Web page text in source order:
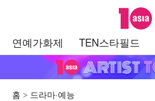
텐아시아
연예가화제 TEN스타필드
홈 드라마·예능